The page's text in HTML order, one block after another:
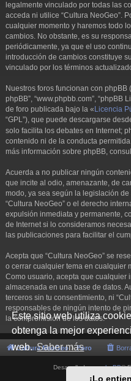
Este sitio web utiliza
obtenga la mejor
web.Saber más
¡Lo
legalmente vinculado por todas las
acceda ni utilice “Cultura NeoGeo”.
cualquier momento y haremos todo
cambios. No obstante, es su
periódicamente, ya que el uso
introducción de cambios constituye
vinculado por los términos
Nuestros foros funcionan con phpBB
phpBB”, “www.phpbb.com”, “phpBB
de foro publicada bajo la « Licencia
“GPL”), que puede descargarse
solo facilita los debates en Internet;
contenido ni de la conducta
más información sobre phpBB,
Acuerda a no publicar ningún
que incite al odio, amenazante, de
modo, ya sea según la legislación
“Cultura NeoGeo” o el derecho
expulsión inmediata y permanente,
de Internet si lo consideramos
las publicaciones para facilitar el
Acepta que “Cultura NeoGeo” se
o cerrar cualquier tema en cualquier
Como usuario, acepta que cualquier
almacenada en una base de datos.
terceros sin tu consentimiento, ni
responsables de ningún intento de
la compromisión de los datos.
Cultura NeoGeo Foro
Desarrollado porphpBB®
Style porArty-